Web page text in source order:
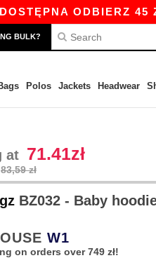
ODBIERZ 45 ZŁ
BULK?
Polos Jackets Headwear
at 71.41zł
83,59 zł
BZ032 - Baby
W1
on orders over 749 zł!